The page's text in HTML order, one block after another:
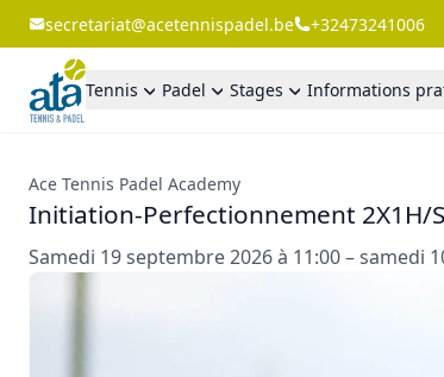
secretariat@acetennispadel.be +32473241006
Tennis Padel Stages Informations
Ace Tennis Padel Academy
Initiation-Perfectionnement 2X1H/
Samedi 19 septembre 2026 à 11:00 – samedi